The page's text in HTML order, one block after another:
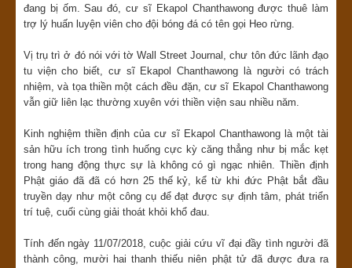
đang bị ốm. Sau đó, cư sĩ Ekapol Chanthawong được thuê làm
trợ lý huấn luyện viên cho đội bóng đá có tên gọi Heo rừng.
Vị trụ trì ở đó nói với tờ Wall Street Journal, chư tôn đức lãnh đạo
tu viện cho biết, cư sĩ Ekapol Chanthawong là người có trách
nhiệm, và tọa thiền một cách đều đặn, cư sĩ Ekapol Chanthawong
vẫn giữ liên lạc thường xuyên với thiền viện sau nhiều năm.
Kinh nghiệm thiền định của cư sĩ Ekapol Chanthawong là một tài
sản hữu ích trong tình huống cực kỳ căng thẳng như bị mắc kẹt
trong hang động thực sự là không có gì ngạc nhiên. Thiền định
Phật giáo đã đã có hơn 25 thế kỷ, kể từ khi đức Phật bắt đầu
truyền dạy như một công cụ để đạt được sự định tâm, phát triển
trí tuệ, cuối cùng giải thoát khỏi khổ đau.
Tính đến ngày 11/07/2018, cuộc giải cứu vĩ đại đầy tình người đã
thành công, mười hai thanh thiếu niên phật tử đã được đưa ra